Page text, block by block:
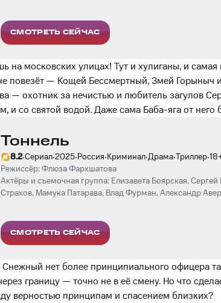
Нинидзе,Сергей Степин,Анастасия Акатова
СМОТРЕТЬ СЕЙЧАС
на московских улицах! Тут и хулиганы, и
повезёт — Кощей Бессмертный, Змей Горыныч
— охотник за нечистью и любитель загулов
и со святой водой. Даже сама Баба-яга от него
Тоннель
8.2·Сериал·2025·Россия·Криминал·Драма·Триллер·18
Режиссёр: Флюза Фархшатова
Актёры и съемочная группа: Елизавета Боярская,Сергей
Страхов, Мамука Патарава, Влад Фурман,Александр
СМОТРЕТЬ СЕЙЧАС
нет более принципиального офицера
границу — точно не в её смену. Но что
верностью принципам и спасением близких?